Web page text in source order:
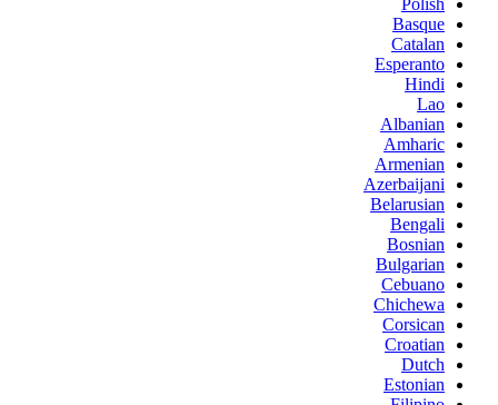
Polish
Basque
Catalan
Esperanto
Hindi
Lao
Albanian
Amharic
Armenian
Azerbaijani
Belarusian
Bengali
Bosnian
Bulgarian
Cebuano
Chichewa
Corsican
Croatian
Dutch
Estonian